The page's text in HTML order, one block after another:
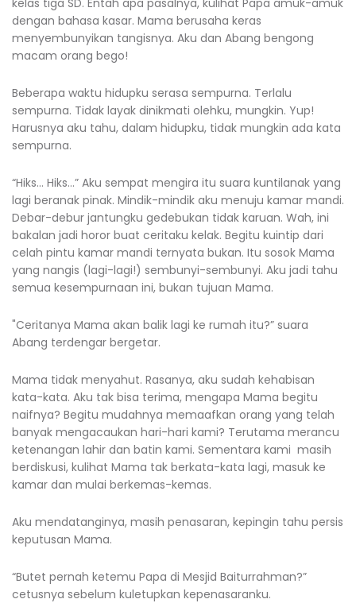
dengan bahasa kasar. Mama berusaha keras
menyembunyikan tangisnya. Aku dan Abang bengong
macam orang bego!
Beberapa waktu hidupku serasa sempurna. Terlalu
sempurna. Tidak layak dinikmati olehku, mungkin. Yup!
Harusnya aku tahu, dalam hidupku, tidak mungkin ada kata
sempurna.
“Hiks… Hiks…” Aku sempat mengira itu suara kuntilanak yang
lagi beranak pinak. Mindik-mindik aku menuju kamar mandi.
Debar-debur jantungku gedebukan tidak karuan. Wah, ini
bakalan jadi horor buat ceritaku kelak. Begitu kuintip dari
celah pintu kamar mandi ternyata bukan. Itu sosok Mama
yang nangis (lagi-lagi!) sembunyi-sembunyi. Aku jadi tahu
semua kesempurnaan ini, bukan tujuan Mama.
"Ceritanya Mama akan balik lagi ke rumah itu?” suara
Abang terdengar bergetar.
Mama tidak menyahut. Rasanya, aku sudah kehabisan
kata-kata. Aku tak bisa terima, mengapa Mama begitu
naifnya? Begitu mudahnya memaafkan orang yang telah
banyak mengacaukan hari-hari kami? Terutama merancu
ketenangan lahir dan batin kami. Sementara kami masih
berdiskusi, kulihat Mama tak berkata-kata lagi, masuk ke
kamar dan mulai berkemas-kemas.
Aku mendatanginya, masih penasaran, kepingin tahu persis
keputusan Mama.
“Butet pernah ketemu Papa di Mesjid Baiturrahman?”
cetusnya sebelum kuletupkan kepenasaranku.